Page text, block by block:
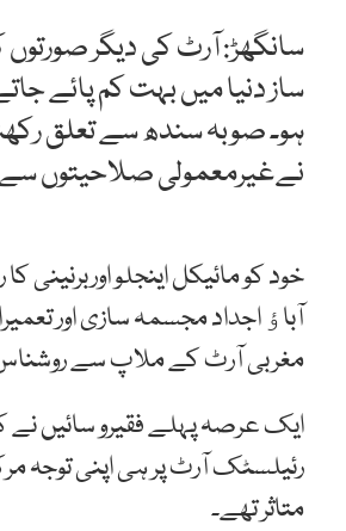
سانگھڑ: آرٹ کی دیگر
ساز دنیا میں بہت کم پائے
ہو۔ صوبہ سندھ سے تعلق
نےغیرمعمولی صلاحیتوں سے
خود کو مائیکل اینجلو اوربرنینی کا
آباﺅ اجداد مجسمہ سازی اور
مغربی آرٹ کے ملاپ سے
ایک عرصہ پہلے فقیرو سائیں نے
رئیلسٹک آرٹ پر ہی اپنی توجہ
متاثر تھے۔